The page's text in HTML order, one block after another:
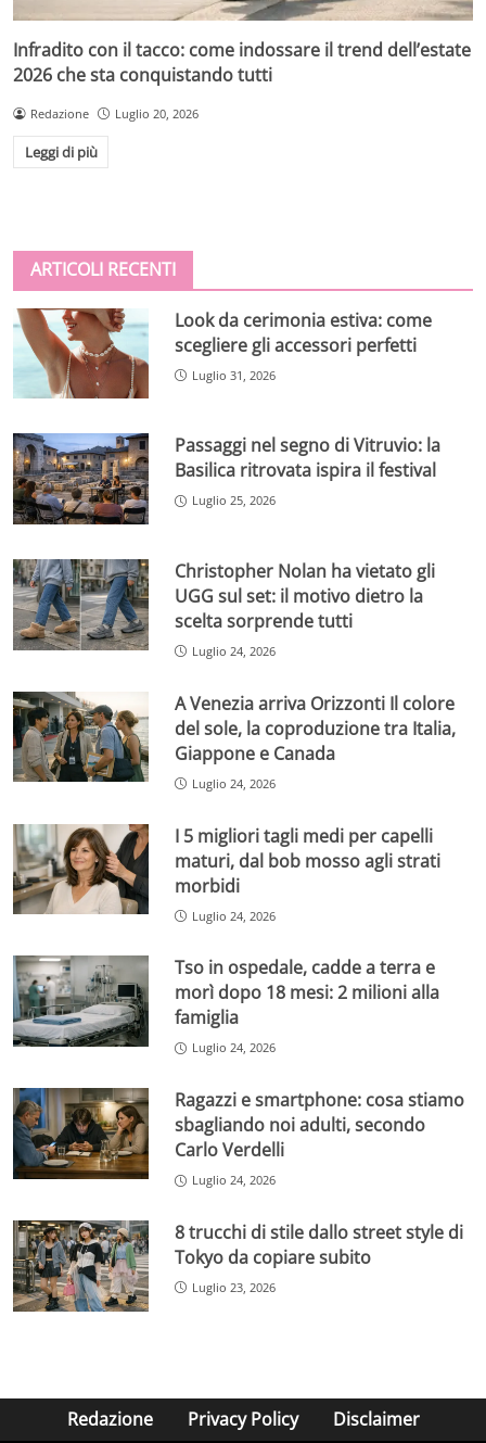
Infradito con il tacco: come indossare il trend dell’estate
2026 che sta conquistando tutti
Redazione Luglio 20, 2026
Leggi di più
ARTICOLI RECENTI
Look da cerimonia estiva: come
scegliere gli accessori perfetti
Luglio 31, 2026
Passaggi nel segno di Vitruvio: la
Basilica ritrovata ispira il festival
Luglio 25, 2026
Christopher Nolan ha vietato gli
UGG sul set: il motivo dietro la
scelta sorprende tutti
Luglio 24, 2026
A Venezia arriva Orizzonti Il colore
del sole, la coproduzione tra Italia,
Giappone e Canada
Luglio 24, 2026
I 5 migliori tagli medi per capelli
maturi, dal bob mosso agli strati
morbidi
Luglio 24, 2026
Tso in ospedale, cadde a terra e
morì dopo 18 mesi: 2 milioni alla
famiglia
Luglio 24, 2026
Ragazzi e smartphone: cosa stiamo
sbagliando noi adulti, secondo
Carlo Verdelli
Luglio 24, 2026
8 trucchi di stile dallo street style di
Tokyo da copiare subito
Luglio 23, 2026
Redazione Privacy Policy Disclaimer